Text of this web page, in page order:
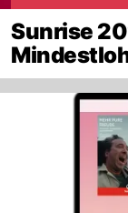
Sunrise